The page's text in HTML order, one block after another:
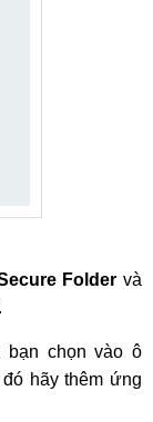
Folder và
chọn vào ô
hãy thêm ứng